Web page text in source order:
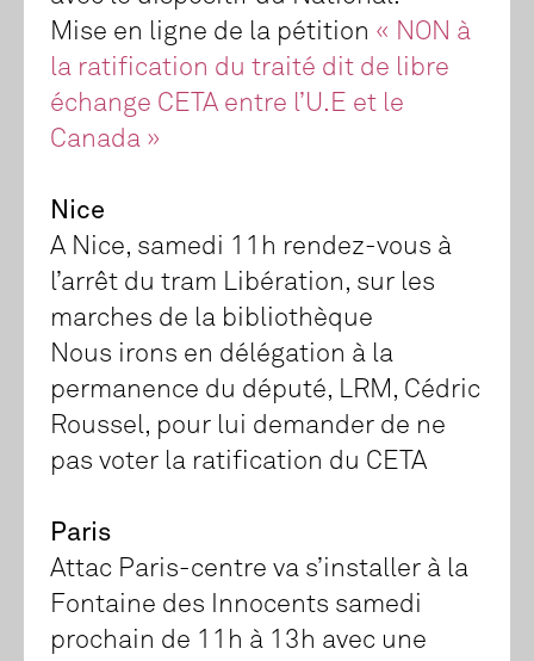
Mise en ligne de la pétition « NON à
la ratification du traité dit de libre
échange CETA entre l’U.E et le
Canada »
Nice
A Nice, samedi 11h rendez-vous à
l’arrêt du tram Libération, sur les
marches de la bibliothèque
Nous irons en délégation à la
permanence du député, LRM, Cédric
Roussel, pour lui demander de ne
pas voter la ratification du CETA
Paris
Attac Paris-centre va s’installer à la
Fontaine des Innocents samedi
prochain de 11h à 13h avec une